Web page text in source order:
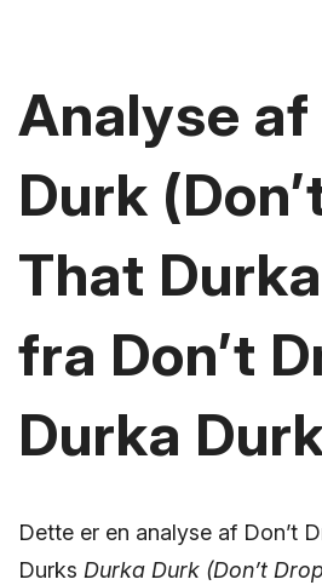
Analyse af
Durk
That
fra Don’t
Durka
Dette er en analyse af Don’t
Durks Durka Durk (Don’t